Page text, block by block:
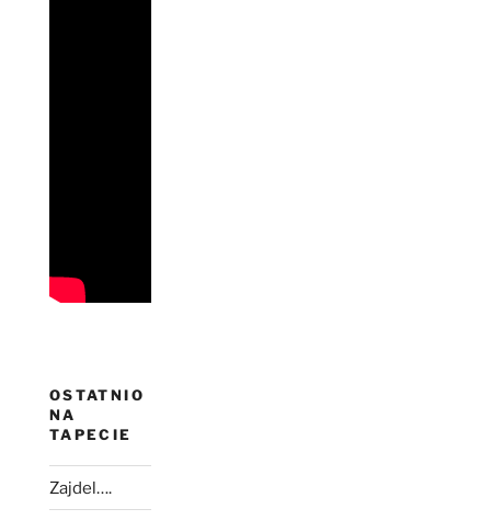
OSTATNIO
NA
TAPECIE
Zajdel….